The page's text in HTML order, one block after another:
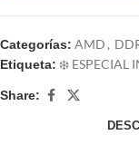
Categorías: AMD ,
Etiqueta: ❄️ ESPECIAL
Share: